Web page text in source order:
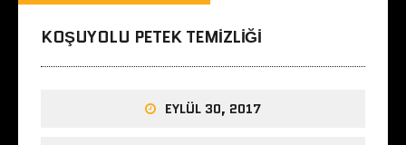
KOŞUYOLU PETEK TEMIZLIĞI
EYLÜL 30, 2017